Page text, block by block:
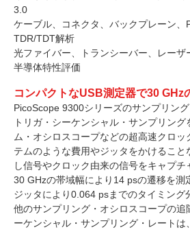
3.0
ケーブル、コネクタ、バックプレーン、
TDR/TDT解析
光ファイバー、トランシーバー、レーザ
半導体特性評価
コンパクトなUSB測定器で30 GHz
PicoScope 9300シリーズのサンプリング
トリガ・シーケンシャル・サンプリン
ム・オシロスコープなどの超高速クロッ
テムのような費用やジッタをかけること
し信号やクロック由来の信号をキャプチ
30 GHzの帯域幅により14 psの遷移を測
ジッタにより0.064 psまでのタイミング
他のサンプリング・オシロスコープの追
ーケンシャル・サンプリング・レート